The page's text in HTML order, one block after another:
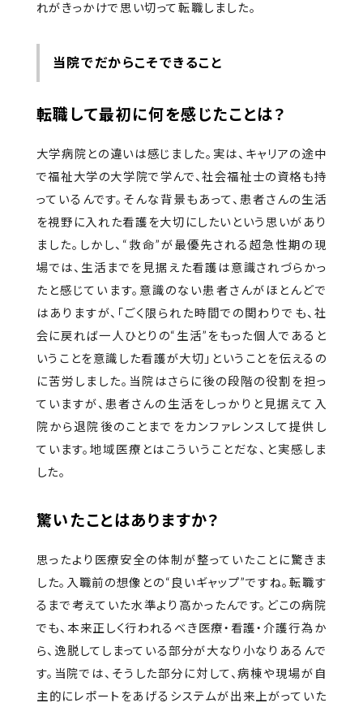
れがきっかけで思い切って転職しました。
当院でだからこそできること
転職して最初に何を感じたことは？
大学病院との違いは感じました。実は、キャリアの途中
で福祉大学の大学院で学んで、社会福祉士の資格も持
っているんです。そんな背景もあって、患者さんの生活
を視野に入れた看護を大切にしたいという思いがあり
ました。しかし、“救命”が最優先される超急性期の現
場では、生活までを見据えた看護は意識されづらかっ
たと感じています。意識のない患者さんがほとんどで
はありますが、「ごく限られた時間での関わりでも、社
会に戻れば一人ひとりの“生活”をもった個人であると
いうことを意識した看護が大切」ということを伝えるの
に苦労しました。当院はさらに後の段階の役割を担っ
ていますが、患者さんの生活をしっかりと見据えて入
院から退院後のことまでをカンファレンスして提供し
ています。地域医療とはこういうことだな、と実感しま
した。
驚いたことはありますか？
思ったより医療安全の体制が整っていたことに驚きま
した。入職前の想像との“良いギャップ”ですね。転職す
るまで考えていた水準より高かったんです。どこの病院
でも、本来正しく行われるべき医療・看護・介護行為か
ら、逸脱してしまっている部分が大なり小なりあるんで
す。当院では、そうした部分に対して、病棟や現場が自
主的にレポートをあげるシステムが出来上がっていた